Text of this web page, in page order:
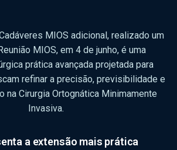
MIOS adicional, realizado um
MIOS, em 4 de junho, é uma
prática avançada projetada para
refinar a precisão, previsibilidade e
na Cirurgia Ortognática Minimamente
Invasiva.
a extensão mais prática